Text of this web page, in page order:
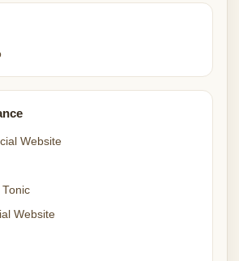
Website
Tonic
Website